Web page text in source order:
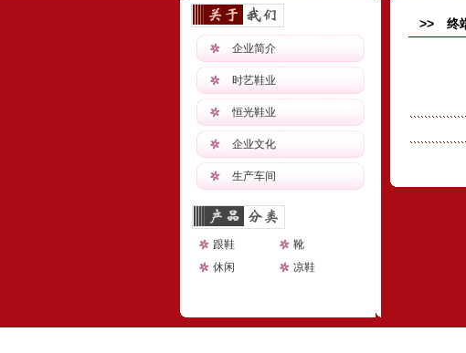
企业简介
时艺鞋业
恒光鞋业
企业文化
生产车间
跟鞋
靴
休闲
凉鞋
>> 终